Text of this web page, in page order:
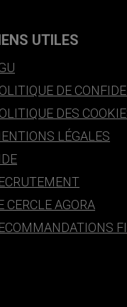
UTILES
DE
DES
LÉGALES
CERCLE AGORA